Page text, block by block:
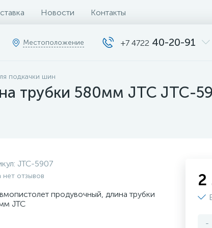
Новости Контакты
Местоположение +7 4722 40-20-91
подкачки шин
трубки 580мм JTC JTC-
JTC-5907
нет отзывов
продувочный, длина трубки
JTC
2
-